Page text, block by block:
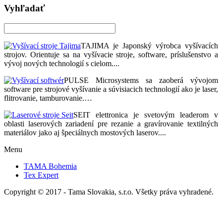
Vyhľadať
TAJIMA je Japonský výrobca vyšívacích
strojov. Orientuje sa na vyšívacie stroje, software, príslušenstvo a
vývoj nových technologií s cielom....
PULSE Microsystems sa zaoberá vývojom
software pre strojové vyšívanie a súvisiacich technologií ako je laser,
flitrovanie, tamburovanie.…
SEIT elettronica je svetovým leaderom v
oblasti laserových zariadení pre rezanie a gravírovanie textilných
materiálov jako aj špeciálnych mostových laserov....
Menu
TAMA Bohemia
Tex Expert
Copyright © 2017 - Tama Slovakia, s.r.o. Všetky práva vyhradené.